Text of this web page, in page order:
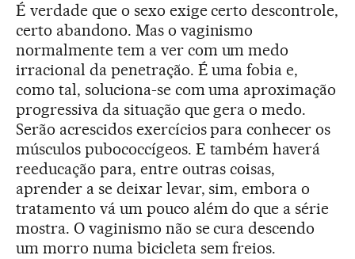
É verdade que o sexo exige certo descontrole,
certo abandono. Mas o vaginismo
normalmente tem a ver com um medo
irracional da penetração. É uma fobia e,
como tal, soluciona-se com uma aproximação
progressiva da situação que gera o medo.
Serão acrescidos exercícios para conhecer os
músculos pubococcígeos. E também haverá
reeducação para, entre outras coisas,
aprender a se deixar levar, sim, embora o
tratamento vá um pouco além do que a série
mostra. O vaginismo não se cura descendo
um morro numa bicicleta sem freios.